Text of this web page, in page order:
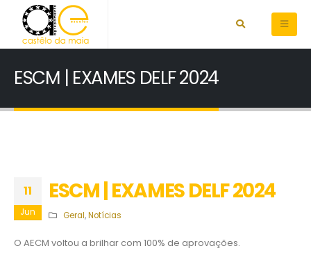
ESCM | EXAMES DELF 2024
11
Jun
ESCM | EXAMES DELF 2024
Geral,Notícias
O AECM voltou a brilhar com 100% de aprovações.